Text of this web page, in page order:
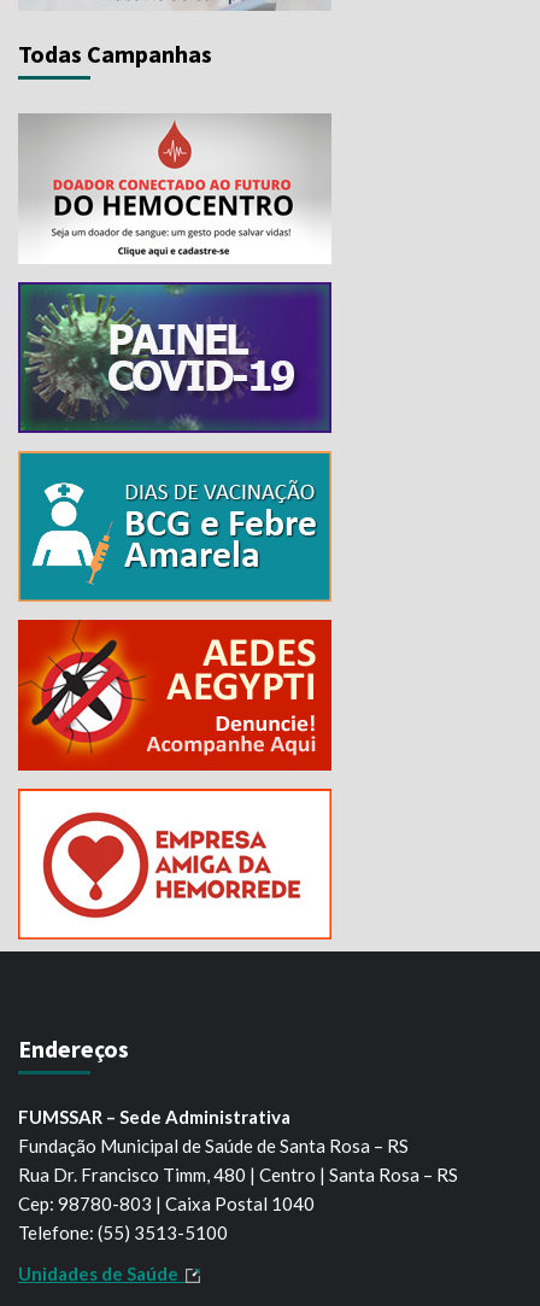
Todas Campanhas
Endereços
FUMSSAR – Sede Administrativa
Fundação Municipal de Saúde de Santa Rosa – RS
Rua Dr. Francisco Timm, 480 | Centro | Santa Rosa – RS
Cep: 98780-803 | Caixa Postal 1040
Telefone: (55) 3513-5100
Unidades de Saúde